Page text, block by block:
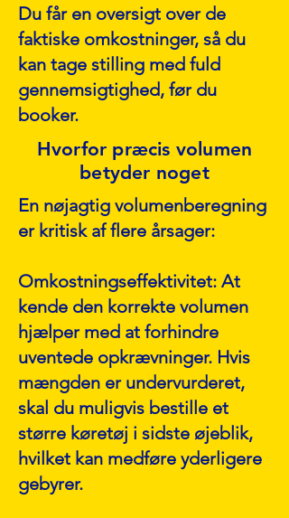
Du får en oversigt over de
faktiske omkostninger, så du
kan tage stilling med fuld
gennemsigtighed, før du
booker.
Hvorfor præcis volumen
betyder noget
En nøjagtig volumenberegning
er kritisk af flere årsager:
Omkostningseffektivitet: At
kende den korrekte volumen
hjælper med at forhindre
uventede opkrævninger. Hvis
mængden er undervurderet,
skal du muligvis bestille et
større køretøj i sidste øjeblik,
hvilket kan medføre yderligere
gebyrer.